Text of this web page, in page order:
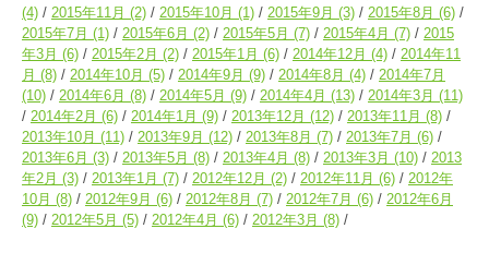
(4)
2015年11月 (2) 2015年10月 (1) 2015年9月 (3) 2015年8月 (6)
2015年7月 (1) 2015年6月 (2) 2015年5月 (7) 2015年4月 (7)
2015
年3月 (6) 2015年2月 (2) 2015年1月 (6) 2014年12月 (4)
2014年11
月 (8) 2014年10月 (5) 2014年9月 (9) 2014年8月 (4)
2014年7月
(10)
2014年6月 (8) 2014年5月 (9) 2014年4月 (13) 2014年3月 (11)
2014年2月 (6) 2014年1月 (9) 2013年12月 (12) 2013年11月 (8)
2013年10月 (11) 2013年9月 (12) 2013年8月 (7) 2013年7月 (6)
2013年6月 (3) 2013年5月 (8) 2013年4月 (8) 2013年3月 (10)
2013
年2月 (3) 2013年1月 (7) 2012年12月 (2) 2012年11月 (6)
2012年
10月 (8) 2012年9月 (6) 2012年8月 (7) 2012年7月 (6)
2012年6月
(9)
2012年5月 (5) 2012年4月 (6) 2012年3月 (8)